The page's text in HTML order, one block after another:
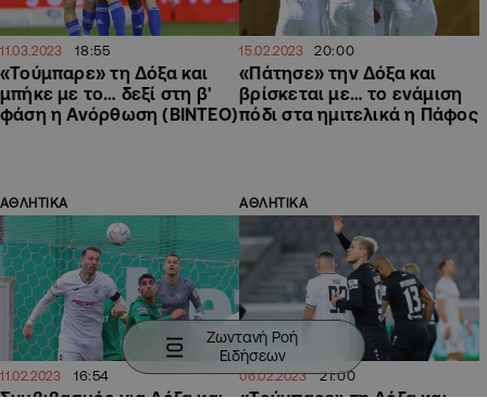
11.03.2023 18:55
«Τούμπαρε» τη Δόξα και
μπήκε με το… δεξί στη β'
φάση η Ανόρθωση (ΒΙΝΤΕΟ)
15.02.2023 20:00
«Πάτησε» την Δόξα και
βρίσκεται με… το ενάμιση
πόδι στα ημιτελικά η Πάφος
ΑΘΛΗΤΙΚΑ
11.02.2023 16:54
Συμβιβασμός για Δόξα και
ΑΘΛΗΤΙΚΑ
06.02.2023 21:00
«Τούμπαρε» τη Δόξα και
Ζωντανή Ροή
Ειδήσεων